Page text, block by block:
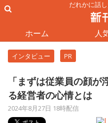
だれかに話
ホーム 人
インタビュー PR
「まずは従業員の顔
る経営者の心情とは
2024年8月27日 18時配信